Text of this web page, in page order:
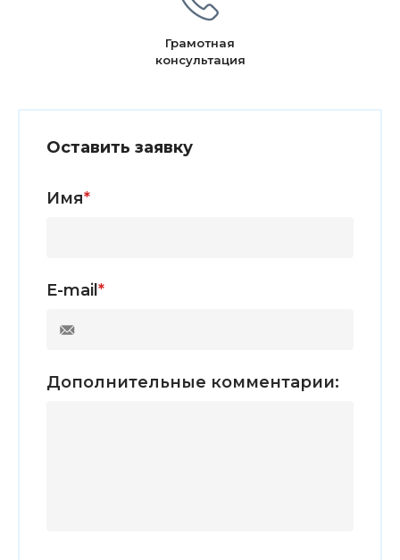
Грамотная
консультация
Оставить заявку
Имя*
E-mail *
Дополнительные комментарии: